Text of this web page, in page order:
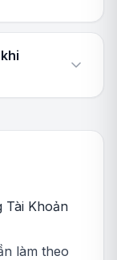
Tài Khoản
làm theo